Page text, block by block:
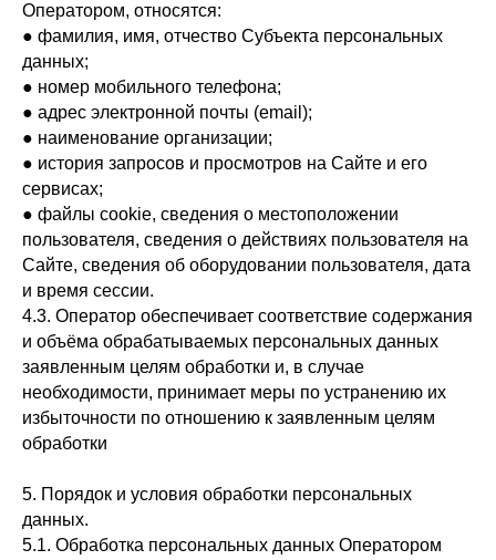
Оператором, относятся:
● фамилия, имя, отчество Субъекта персональных
данных;
● номер мобильного телефона;
● адрес электронной почты (email);
● наименование организации;
● история запросов и просмотров на Сайте и его
сервисах;
● файлы cookie, сведения о местоположении
пользователя, сведения о действиях пользователя на
Сайте, сведения об оборудовании пользователя, дата
и время сессии.
4.3. Оператор обеспечивает соответствие содержания
и объёма обрабатываемых персональных данных
заявленным целям обработки и, в случае
необходимости, принимает меры по устранению их
избыточности по отношению к заявленным целям
обработки
5. Порядок и условия обработки персональных
данных.
5.1. Обработка персональных данных Оператором